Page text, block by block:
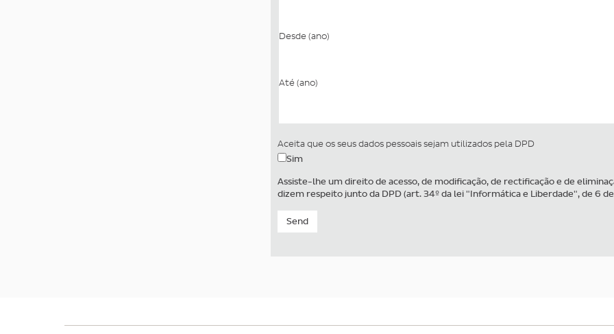
Desde (ano)
Até (ano)
Aceita que os seus dados pessoais sejam utilizados pela DPD
Sim
Assiste-lhe um direito de acesso, de modificação, de rectificação e de
dizem respeito junto da DPD (art. 34º da lei "Informática e Liberdade", de 6
Send